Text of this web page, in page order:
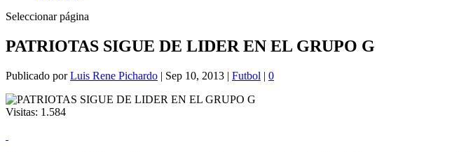
Seleccionar página
PATRIOTAS SIGUE DE LIDER EN EL GRUPO G
Publicado porLuis Rene Pichardo | Sep 10, 2013 | Futbol | 0
Visitas: 1.584